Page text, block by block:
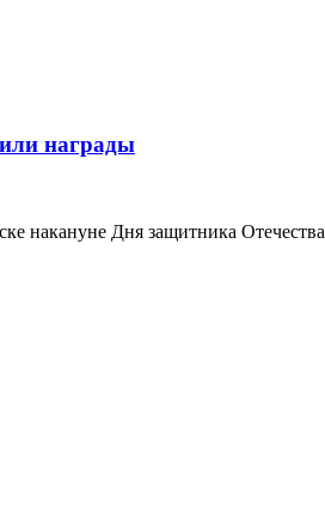
награды
накануне Дня защитника Отечества